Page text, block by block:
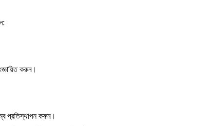
করুন।
প্রতিস্থাপন করুন।